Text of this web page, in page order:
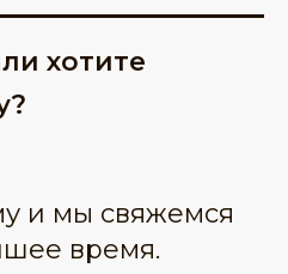
хотите
и мы свяжемся
время.